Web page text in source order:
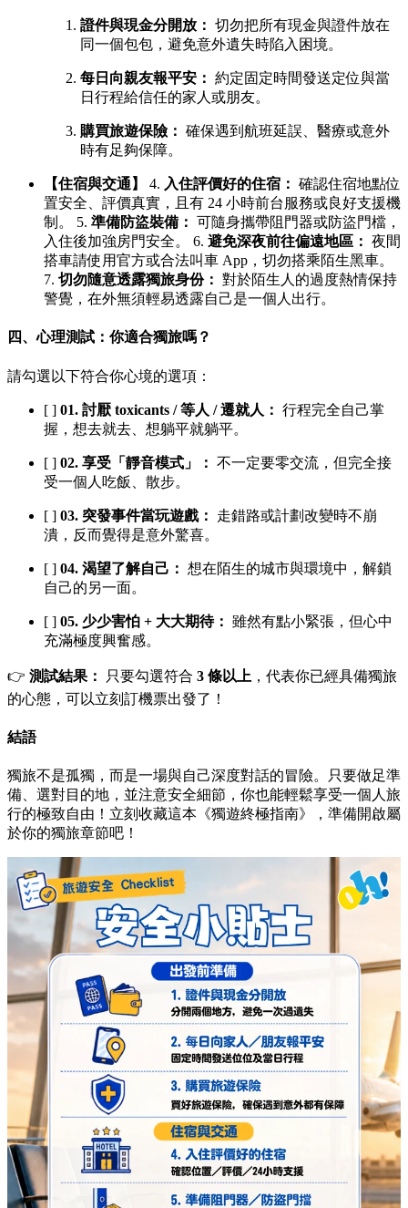
證件與現金分開放： 切勿把所有現金與證件放在
同一個包包，避免意外遺失時陷入困境。
每日向親友報平安： 約定固定時間發送定位與當
日行程給信任的家人或朋友。
購買旅遊保險： 確保遇到航班延誤、醫療或意外
時有足夠保障。
【住宿與交通】 4. 入住評價好的住宿： 確認住宿地點位
置安全、評價真實，且有 24 小時前台服務或良好支援機
制。 5. 準備防盜裝備： 可隨身攜帶阻門器或防盜門檔，
入住後加強房門安全。 6. 避免深夜前往偏遠地區： 夜間
搭車請使用官方或合法叫車 App，切勿搭乘陌生黑車。
7. 切勿隨意透露獨旅身份： 對於陌生人的過度熱情保持
警覺，在外無須輕易透露自己是一個人出行。
四、心理測試：你適合獨旅嗎？
請勾選以下符合你心境的選項：
[ ] 01. 討厭 toxicants / 等人 / 遷就人： 行程完全自己掌
握，想去就去、想躺平就躺平。
[ ] 02. 享受「靜音模式」： 不一定要零交流，但完全接
受一個人吃飯、散步。
[ ] 03. 突發事件當玩遊戲：
走錯路或計劃改變時不崩
潰，反而覺得是意外驚喜。
[ ] 04. 渴望了解自己： 想在陌生的城市與環境中，解鎖
自己的另一面。
[ ] 05. 少少害怕 + 大大期待： 雖然有點小緊張，但心中
充滿極度興奮感。
👉 測試結果： 只要勾選符合 3 條以上 ，代表你已經具備獨旅
的心態，可以立刻訂機票出發了！
結語
獨旅不是孤獨，而是一場與自己深度對話的冒險。只要做足準
備、選對目的地，並注意安全細節，你也能輕鬆享受一個人旅
行的極致自由！立刻收藏這本《獨遊終極指南》，準備開啟屬
於你的獨旅章節吧！